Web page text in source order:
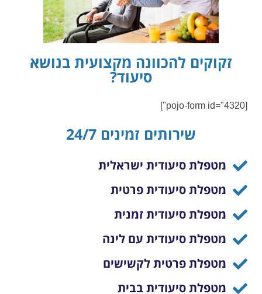
זקוקים להכוונה מקצועית בנושא
סיעוד?
[pojo-form id="4320"]
שירותים זמינים 24/7
מטפלת סיעודית ישראלית
מטפלת סיעודית פרטית
מטפלת סיעודית זמנית
מטפלת סיעודית עם לינה
מטפלת פרטית לקשישים
מטפלת סיעודית בבית